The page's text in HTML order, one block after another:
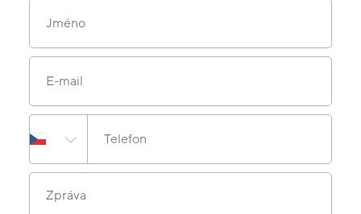
Jméno
E-mail
Telefon
Zpráva